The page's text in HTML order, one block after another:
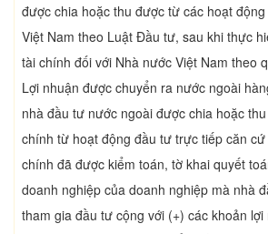
được chia hoặc thu được từ các hoạt
Việt Nam theo Luật Đầu tư, sau khi thực
tài chính đối với Nhà nước Việt Nam theo
Lợi nhuận được chuyển ra nước ngoài
nhà đầu tư nước ngoài được chia hoặc
chính từ hoạt động đầu tư trực tiếp căn
chính đã được kiểm toán, tờ khai quyết
doanh nghiệp của doanh nghiệp mà nhà
tham gia đầu tư cộng với (+) các khoản